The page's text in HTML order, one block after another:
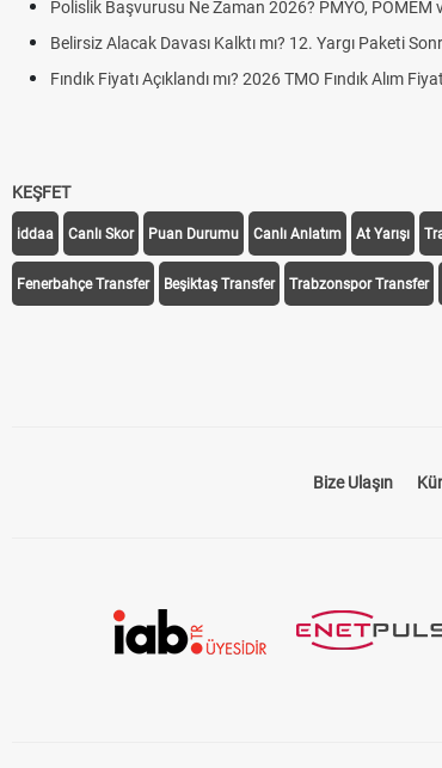
Polislik Başvurusu Ne Zaman 2026? PMYO,
Belirsiz Alacak Davası Kalktı mı? 12. Yargı Paketi
Fındık Fiyatı Açıklandı mı? 2026 TMO Fındık Alım
KEŞFET
iddaa Canlı Skor Puan Durumu Canlı Anlatım At Yarışı
Fenerbahçe Transfer Beşiktaş Transfer Trabzonspor Transfer
Bize Ulaşın